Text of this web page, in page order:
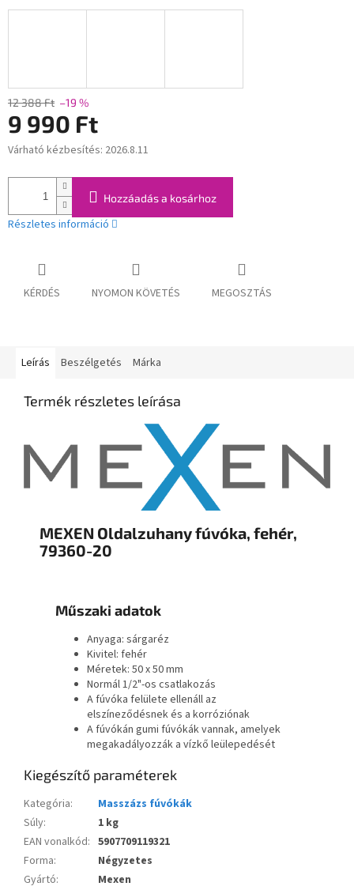
12 388 Ft –19 %
9 990 Ft
Egységár:
Várható kézbesítés: 2026.8.11
Hozzáadás a kosárhoz
Részletes információ
KÉRDÉS NYOMON KÖVETÉS MEGOSZTÁS
Leírás Beszélgetés Márka
Termék részletes leírása
MEXEN Oldalzuhany fúvóka, fehér,
79360-20
Műszaki adatok
Anyaga: sárgaréz
Kivitel: fehér
Méretek: 50 x 50 mm
Normál 1/2"-os csatlakozás
A fúvóka felülete ellenáll az
elszíneződésnek és a korróziónak
A fúvókán gumi fúvókák vannak, amelyek
megakadályozzák a vízkő leülepedését
Kiegészítő paraméterek
Kategória:
Masszázs fúvókák
Súly:
1 kg
EAN vonalkód: 5907709119321
Forma:
Négyzetes
Gyártó:
Mexen